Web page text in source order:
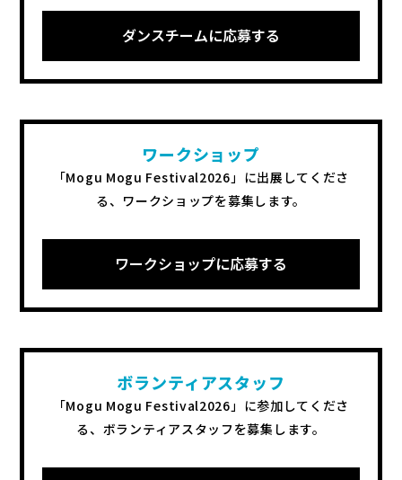
ダンスチームに応募する
ワークショップ
「Mogu Mogu Festival2026」に出展してくださ
る、 ワークショップを募集します。
ワークショップに応募する
ボランティアスタッフ
「Mogu Mogu Festival2026」に参加してくださ
る、 ボランティアスタッフを募集します。